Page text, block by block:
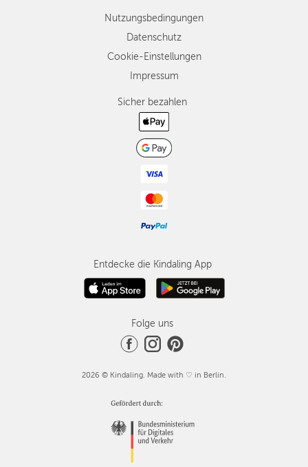
Nutzungsbedingungen
Datenschutz
Cookie-Einstellungen
Impressum
Sicher bezahlen
Entdecke die Kindaling App
Folge uns
2026 © Kindaling. Made with ♡ in Berlin.